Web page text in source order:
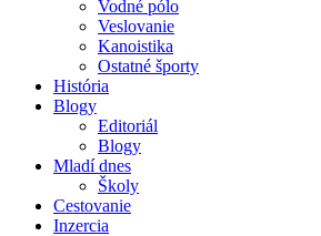
Vodné pólo
Veslovanie
Kanoistika
Ostatné športy
História
Blogy
Editoriál
Blogy
Mladí dnes
Školy
Cestovanie
Inzercia